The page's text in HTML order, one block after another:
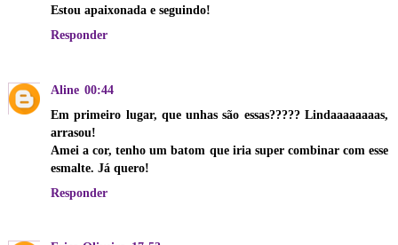
Estou apaixonada e seguindo!
Responder
Aline 00:44
Em primeiro lugar, que unhas são essas????? Lindaaaaaaaas,
arrasou!
Amei a cor, tenho um batom que iria super combinar com esse
esmalte. Já quero!
Responder